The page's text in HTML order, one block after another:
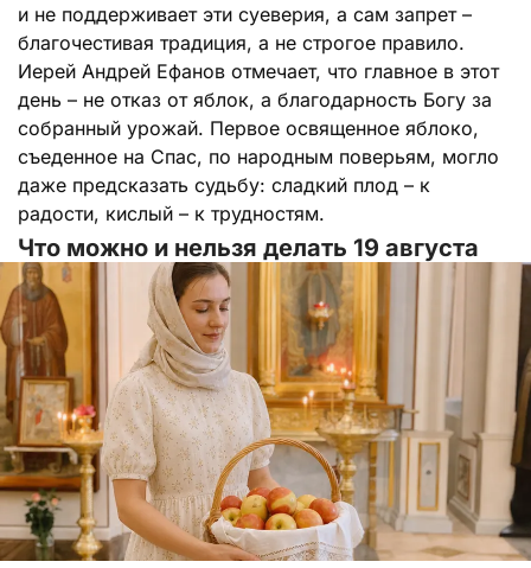
и не поддерживает эти суеверия, а сам запрет –
благочестивая традиция, а не строгое правило.
Иерей Андрей Ефанов отмечает, что главное в этот
день – не отказ от яблок, а благодарность Богу за
собранный урожай. Первое освященное яблоко,
съеденное на Спас, по народным поверьям, могло
даже предсказать судьбу: сладкий плод – к
радости, кислый – к трудностям.
Что можно и нельзя делать 19 августа